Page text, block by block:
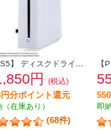
円 (税込)
分ポイント還元
（在庫あり）
(68件)
即